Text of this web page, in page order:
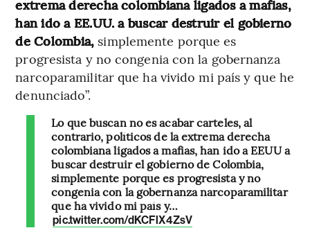
extrema derecha colombiana ligados a mafias,
han ido a EE.UU. a buscar destruir el gobierno
de Colombia, simplemente porque es
progresista y no congenia con la gobernanza
narcoparamilitar que ha vivido mi país y que he
denunciado”.
Lo que buscan no es acabar carteles, al
contrario, políticos de la extrema derecha
colombiana ligados a mafias, han ido a EEUU a
buscar destruir el gobierno de Colombia,
simplemente porque es progresista y no
congenia con la gobernanza narcoparamilitar
que ha vivido mi país y…
pic.twitter.com/dKCFlX4ZsV